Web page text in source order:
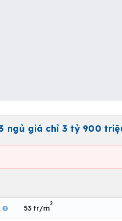
ngủ giá chỉ 3 tỷ 900
53 tr/m
2